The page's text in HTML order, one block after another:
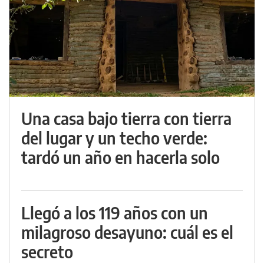
Una casa bajo tierra con tierra
del lugar y un techo verde:
tardó un año en hacerla solo
Llegó a los 119 años con un
milagroso desayuno: cuál es el
secreto